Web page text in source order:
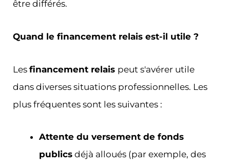
être différés.
Quand le financement relais est-il utile ?
Les financement relais peut s'avérer utile
dans diverses situations professionnelles. Les
plus fréquentes sont les suivantes :
Attente du versement de fonds
publics déjà alloués (par exemple, des